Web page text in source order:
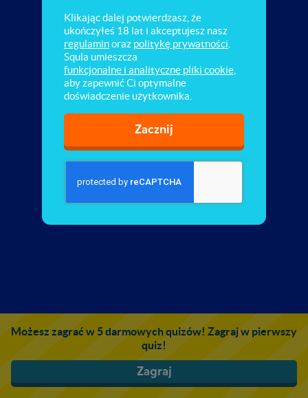
Możesz zagrać w 5 darmowych quizów! Zagraj w pierwszy
quiz!
Zagraj
Klikając dalej potwierdzasz, że
ukończyłeś 18 lat i akceptujesz nasz
regulaminoraz politykę prywatności
Squla umieszcza
funkcjonalne i analityczne pliki cookie
aby zapewnić Ci optymalne
doświadczenie użytkownika.
Zacznij